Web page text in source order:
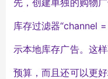
先，创建单独的购物
库存过滤器“channel
示本地库存广告。这
预算，而且还可以更